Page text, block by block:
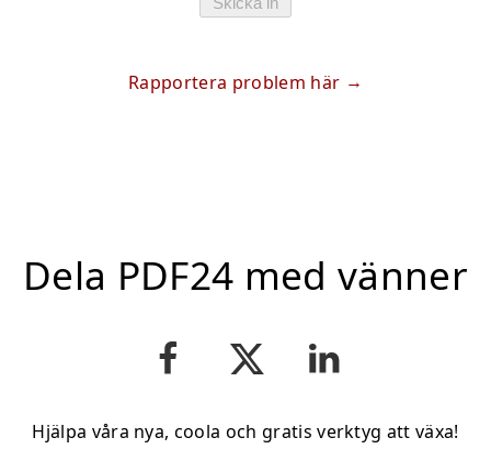
Rapportera problem här
Dela PDF24 med vänner
Hjälpa våra nya, coola och gratis verktyg att växa!